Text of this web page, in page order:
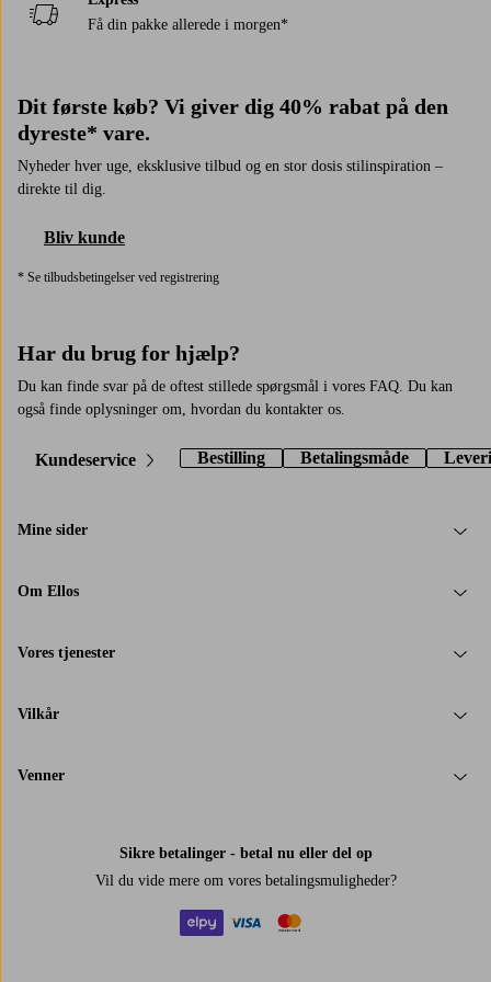
Få din pakke allerede i morgen*
Dit første køb? Vi giver dig 40% rabat på den
dyreste* vare.
Nyheder hver uge, eksklusive tilbud og en stor dosis stilinspiration –
direkte til dig.
Bliv kunde
* Se tilbudsbetingelser ved registrering
Har du brug for hjælp?
Du kan finde svar på de oftest stillede spørgsmål i vores FAQ. Du kan
også finde oplysninger om, hvordan du kontakter os.
Kundeservice Bestilling Betalingsmåde
Mine sider
Om Ellos
Vores tjenester
Vilkår
Venner
Sikre betalinger - betal nu eller del op
Vil du vide mere om vores betalingsmuligheder?